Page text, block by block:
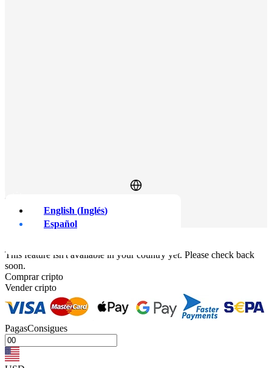
English (Inglés)
Español
Iniciar sesión
Regístrate
This feature isn't available in your country yet. Please check back
soon.
Comprar cripto
Vender cripto
PagasConsigues